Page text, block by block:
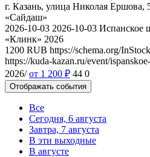
г. Казань, улица Николая Ершова,
«Сайдаш»
2026-10-03 2026-10-03 Испанское
«Клинк» 2026
1200 RUB https://schema.org/InStock
https://kuda-kazan.ru/event/
2026/ от 1 200 ₽ 44 0
Отображать события
Все
Сегодня, 6 августа
Завтра, 7 августа
В эти выходные
В августе